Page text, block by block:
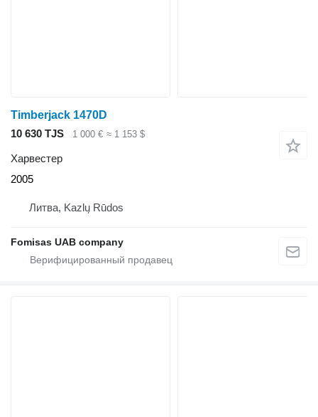
Timberjack 1470D
10 630 TJS
1 000 € ≈ 1 153 $
Харвестер
2005
Литва, Kazlų Rūdos
Fomisas UAB company